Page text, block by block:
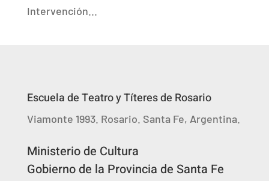
Intervención...
Escuela de Teatro y Títeres de Rosario
Viamonte 1993. Rosario. Santa Fe, Argentina.
Ministerio de Cultura
Gobierno de la Provincia de Santa Fe